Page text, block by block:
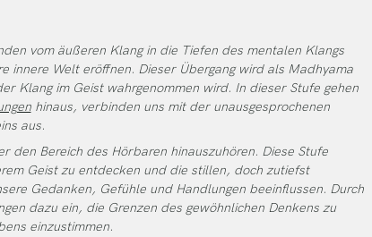
vom äußeren Klang in die Tiefen des mentalen Klangs
innere Welt eröffnen. Dieser Übergang wird als Madhyama
Klang im Geist wahrgenommen wird. In dieser Stufe gehen
hinaus, verbinden uns mit der unausgesprochenen
aus.
den Bereich des Hörbaren hinauszuhören. Diese Stufe
Geist zu entdecken und die stillen, doch zutiefst
Gedanken, Gefühle und Handlungen beeinflussen. Durch
dazu ein, die Grenzen des gewöhnlichen Denkens zu
einzustimmen.